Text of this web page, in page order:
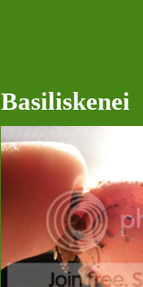
Basiliskenei